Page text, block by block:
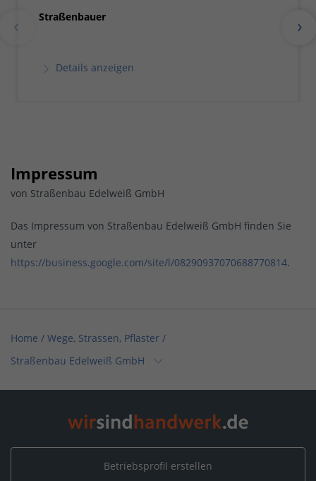
Straßenbauer
Details anzeigen
Impressum
von Straßenbau Edelweiß GmbH
Das Impressum von Straßenbau Edelweiß GmbH finden Sie
unter
https://business.google.com/site/l/08290937070688770814.
Home / Wege, Strassen, Pflaster /
Straßenbau Edelweiß GmbH
Home / Bayern / Aschheim / Straßenbau Edelweiß GmbH
Betriebsprofil erstellen